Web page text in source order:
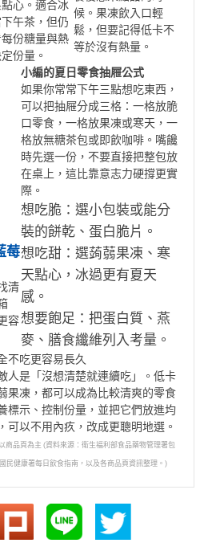
心。適合冰
午茶，但仍
份糖量與熱
份量。
候。果凍飲入口輕
鬆，但要記得低卡不
等於沒有熱量。
莓
清
容
小編的夏日零食抽屜公式
如果你常常下午三點想吃東西，
可以把抽屜分成三格：一格放脆
口零食，一格放果凍或寒天，一
格放無糖茶包或即飲咖啡。嘴饞
時先選一份，不要直接把整包放
在桌上，這比靠意志力硬撐更實
際。
想吃脆：選小包裝或能分
裝的餅乾、蛋白脆片。
想吃甜：選蒟蒻果凍、寒
天點心，冰過更有夏天
感。
想要飽足：把蛋白質、燕
麥、膳食纖維列入考量。
不吃更容易長久
人是「沒想清楚就連續吃」。低卡
果凍，都可以成為比較清爽的零食
標示、控制份量，並把它們放進均
可以不用內疚，改成更聰明地選。
商品頁為主 (資料來源：衛生福利部食品藥物管理署包
民健康署每日飲食指南，以及各商品頁資訊整理。)